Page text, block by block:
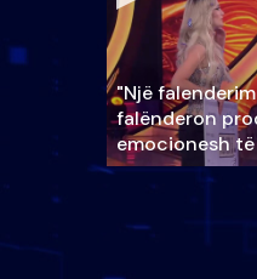
"Një
falënderon
emocionesh